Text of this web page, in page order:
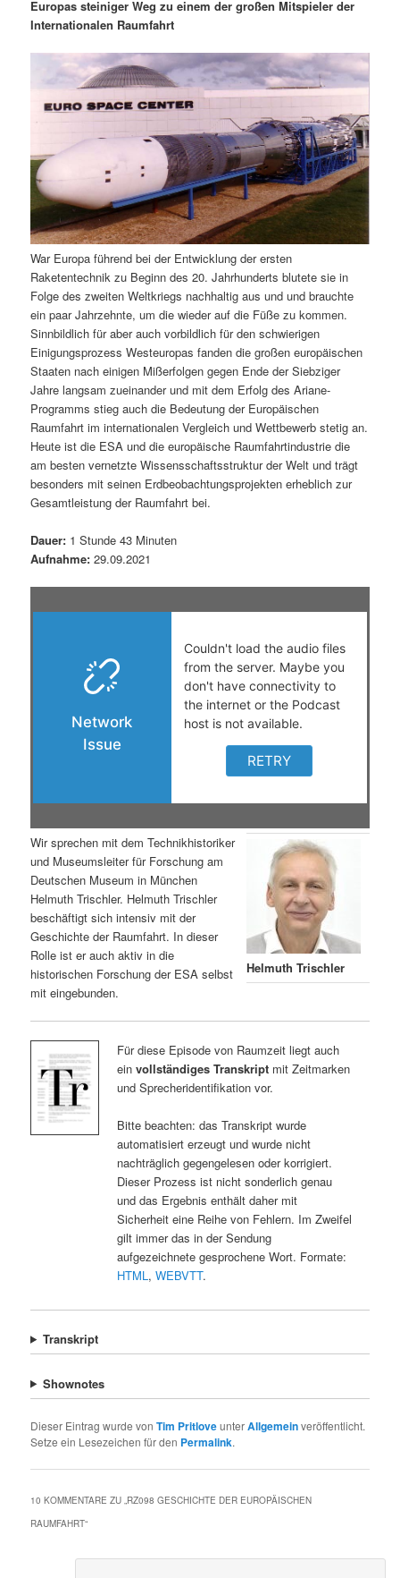
e
n
I
n
h
a
l
t
s
p
r
i
g
ä
r
e
n
I
n
h
a
l
t
s
p
i
n
a
o
n
Europas steiniger Weg zu einem der großen Mitspieler der
Internationalen Raumfahrt
War Europa führend bei der Entwicklung der ersten
Raketentechnik zu Beginn des 20. Jahrhunderts blutete sie in
Folge des zweiten Weltkriegs nachhaltig aus und und brauchte
ein paar Jahrzehnte, um die wieder auf die Füße zu kommen.
Sinnbildlich für aber auch vorbildlich für den schwierigen
Einigungsprozess Westeuropas fanden die großen europäischen
Staaten nach einigen Mißerfolgen gegen Ende der Siebziger
Jahre langsam zueinander und mit dem Erfolg des Ariane-
Programms stieg auch die Bedeutung der Europäischen
Raumfahrt im internationalen Vergleich und Wettbewerb stetig an.
Heute ist die ESA und die europäische Raumfahrtindustrie die
am besten vernetzte Wissensschaftsstruktur der Welt und trägt
besonders mit seinen Erdbeobachtungsprojekten erheblich zur
Gesamtleistung der Raumfahrt bei.
Dauer: 1 Stunde 43 Minuten
Aufnahme: 29.09.2021
Helmuth Trischler
Wir sprechen mit dem Technikhistoriker
und Museumsleiter für Forschung am
Deutschen Museum in München
Helmuth Trischler. Helmuth Trischler
beschäftigt sich intensiv mit der
Geschichte der Raumfahrt. In dieser
Rolle ist er auch aktiv in die
historischen Forschung der ESA selbst
mit eingebunden.
Für diese Episode von Raumzeit liegt auch
ein vollständiges Transkriptmit Zeitmarken
und Sprecheridentifikation vor.
Bitte beachten: das Transkript wurde
automatisiert erzeugt und wurde nicht
nachträglich gegengelesen oder korrigiert.
Dieser Prozess ist nicht sonderlich genau
und das Ergebnis enthält daher mit
Sicherheit eine Reihe von Fehlern. Im Zweifel
gilt immer das in der Sendung
aufgezeichnete gesprochene Wort. Formate:
HTML, WEBVTT.
Transkript
Shownotes
Dieser Eintrag wurde vonTim PritloveunterAllgemeinveröffentlicht.
Setze ein Lesezeichen für den Permalink.
10 KOMMENTARE ZU „RZ098 GESCHICHTE DER EUROPÄISCHEN
RAUMFAHRT“